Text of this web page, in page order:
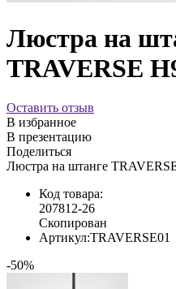
Люстра на
TRAVERSE
Оставить отзыв
В избранное
В презентацию
Поделиться
Люстра на штанге
Код товара:
207812-26
Скопирован
Артикул:TRAVERSE01
-50%